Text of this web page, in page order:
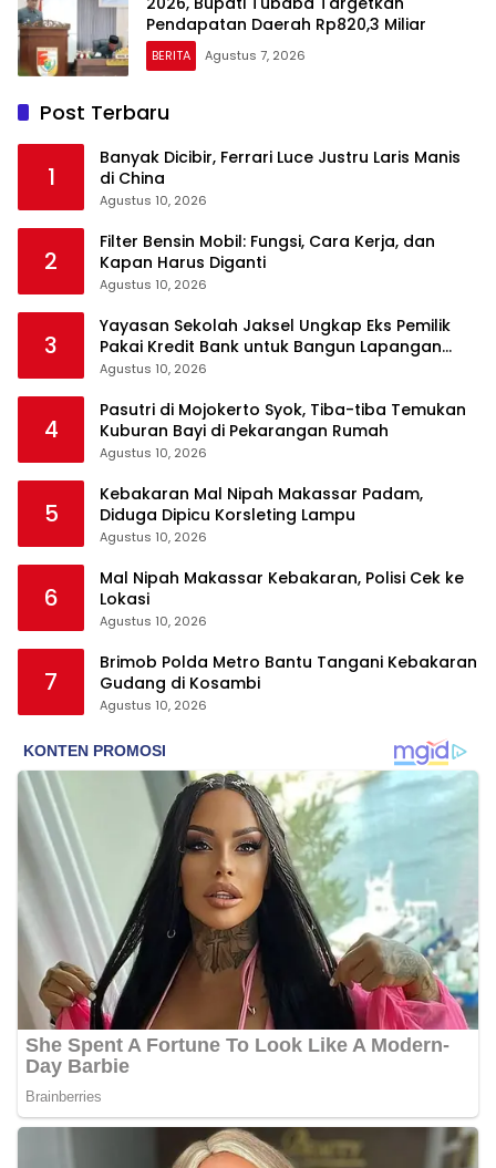
Pendapatan Daerah Rp820,3 Miliar
BERITA Agustus 7, 2026
Post Terbaru
1
Banyak Dicibir, Ferrari Luce Justru Laris Manis
di China
Agustus 10, 2026
2
Filter Bensin Mobil: Fungsi, Cara Kerja, dan
Kapan Harus Diganti
Agustus 10, 2026
3
Yayasan Sekolah Jaksel Ungkap Eks Pemilik
Pakai Kredit Bank untuk Bangun Lapangan
Padel
Agustus 10, 2026
4
Pasutri di Mojokerto Syok, Tiba-tiba Temukan
Kuburan Bayi di Pekarangan Rumah
Agustus 10, 2026
5
Kebakaran Mal Nipah Makassar Padam,
Diduga Dipicu Korsleting Lampu
Agustus 10, 2026
6
Mal Nipah Makassar Kebakaran, Polisi Cek ke
Lokasi
Agustus 10, 2026
7
Brimob Polda Metro Bantu Tangani Kebakaran
Gudang di Kosambi
Agustus 10, 2026